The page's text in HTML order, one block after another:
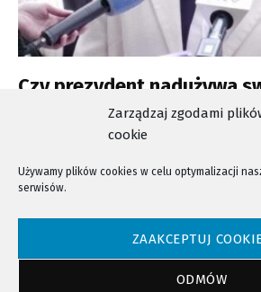
Zarządzaj zgodami
cookie
Używamy plików cookies w celu optymalizacji
serwisów.
ZAAKCEPTUJ
ODMÓW
Czy prezydent nadużywa
w prowadzeniu kampanii
NTV - Nasza Telewizja Sądecka © 2023